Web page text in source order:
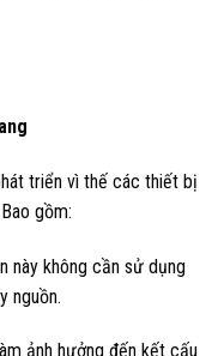
triển vì thế các thiết bị
gồm:
này không cần sử dụng
nguồn.
ảnh hưởng đến kết cấu